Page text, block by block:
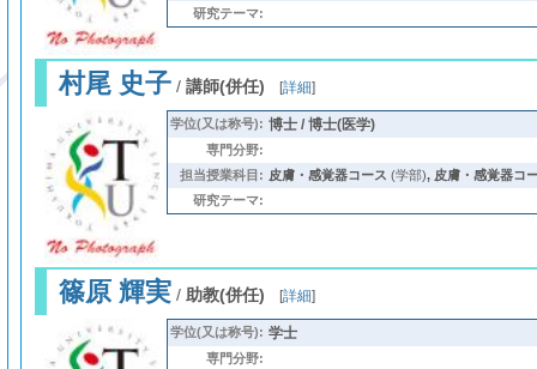
研究テーマ:
村尾 史子/ 講師(併任) [詳細]
学位(又は称号): 博士 / 博士(医学)
専門分野:
担当授業科目: 皮膚・感覚器コース (学部), 皮膚・感覚器コ
研究テーマ:
篠原 輝実 / 助教(併任) [詳細]
学位(又は称号): 学士
専門分野: